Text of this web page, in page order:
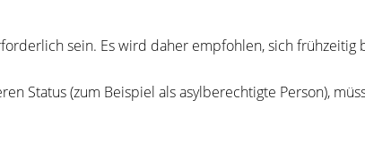
sein. Es wird daher empfohlen, sich
Status (zum Beispiel als asylberechtigte Person),